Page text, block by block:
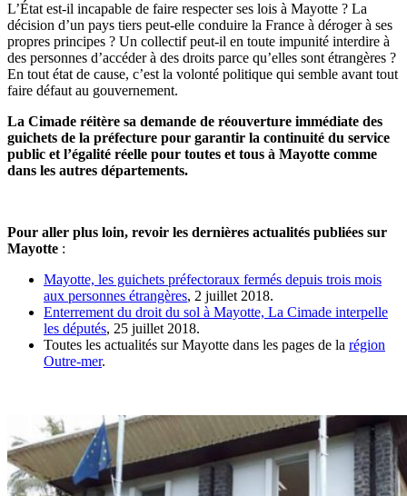
L’État est-il incapable de faire respecter ses lois à Mayotte ? La
décision d’un pays tiers peut-elle conduire la France à déroger à ses
propres principes ? Un collectif peut-il en toute impunité interdire à
des personnes d’accéder à des droits parce qu’elles sont étrangères ?
En tout état de cause, c’est la volonté politique qui semble avant tout
faire défaut au gouvernement.
La Cimade réitère sa demande de réouverture immédiate des
guichets de la préfecture pour garantir la continuité du service
public et l’égalité réelle pour toutes et tous à Mayotte comme
dans les autres départements.
Pour aller plus loin, revoir les dernières actualités publiées sur
Mayotte :
Mayotte, les guichets préfectoraux fermés depuis trois mois
aux personnes étrangères, 2 juillet 2018.
Enterrement du droit du sol à Mayotte, La Cimade interpelle
les députés, 25 juillet 2018.
Toutes les actualités sur Mayotte dans les pages de la région
Outre-mer.